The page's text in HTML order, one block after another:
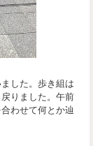
した。歩き組は
りました。午前
わせて何とか辿